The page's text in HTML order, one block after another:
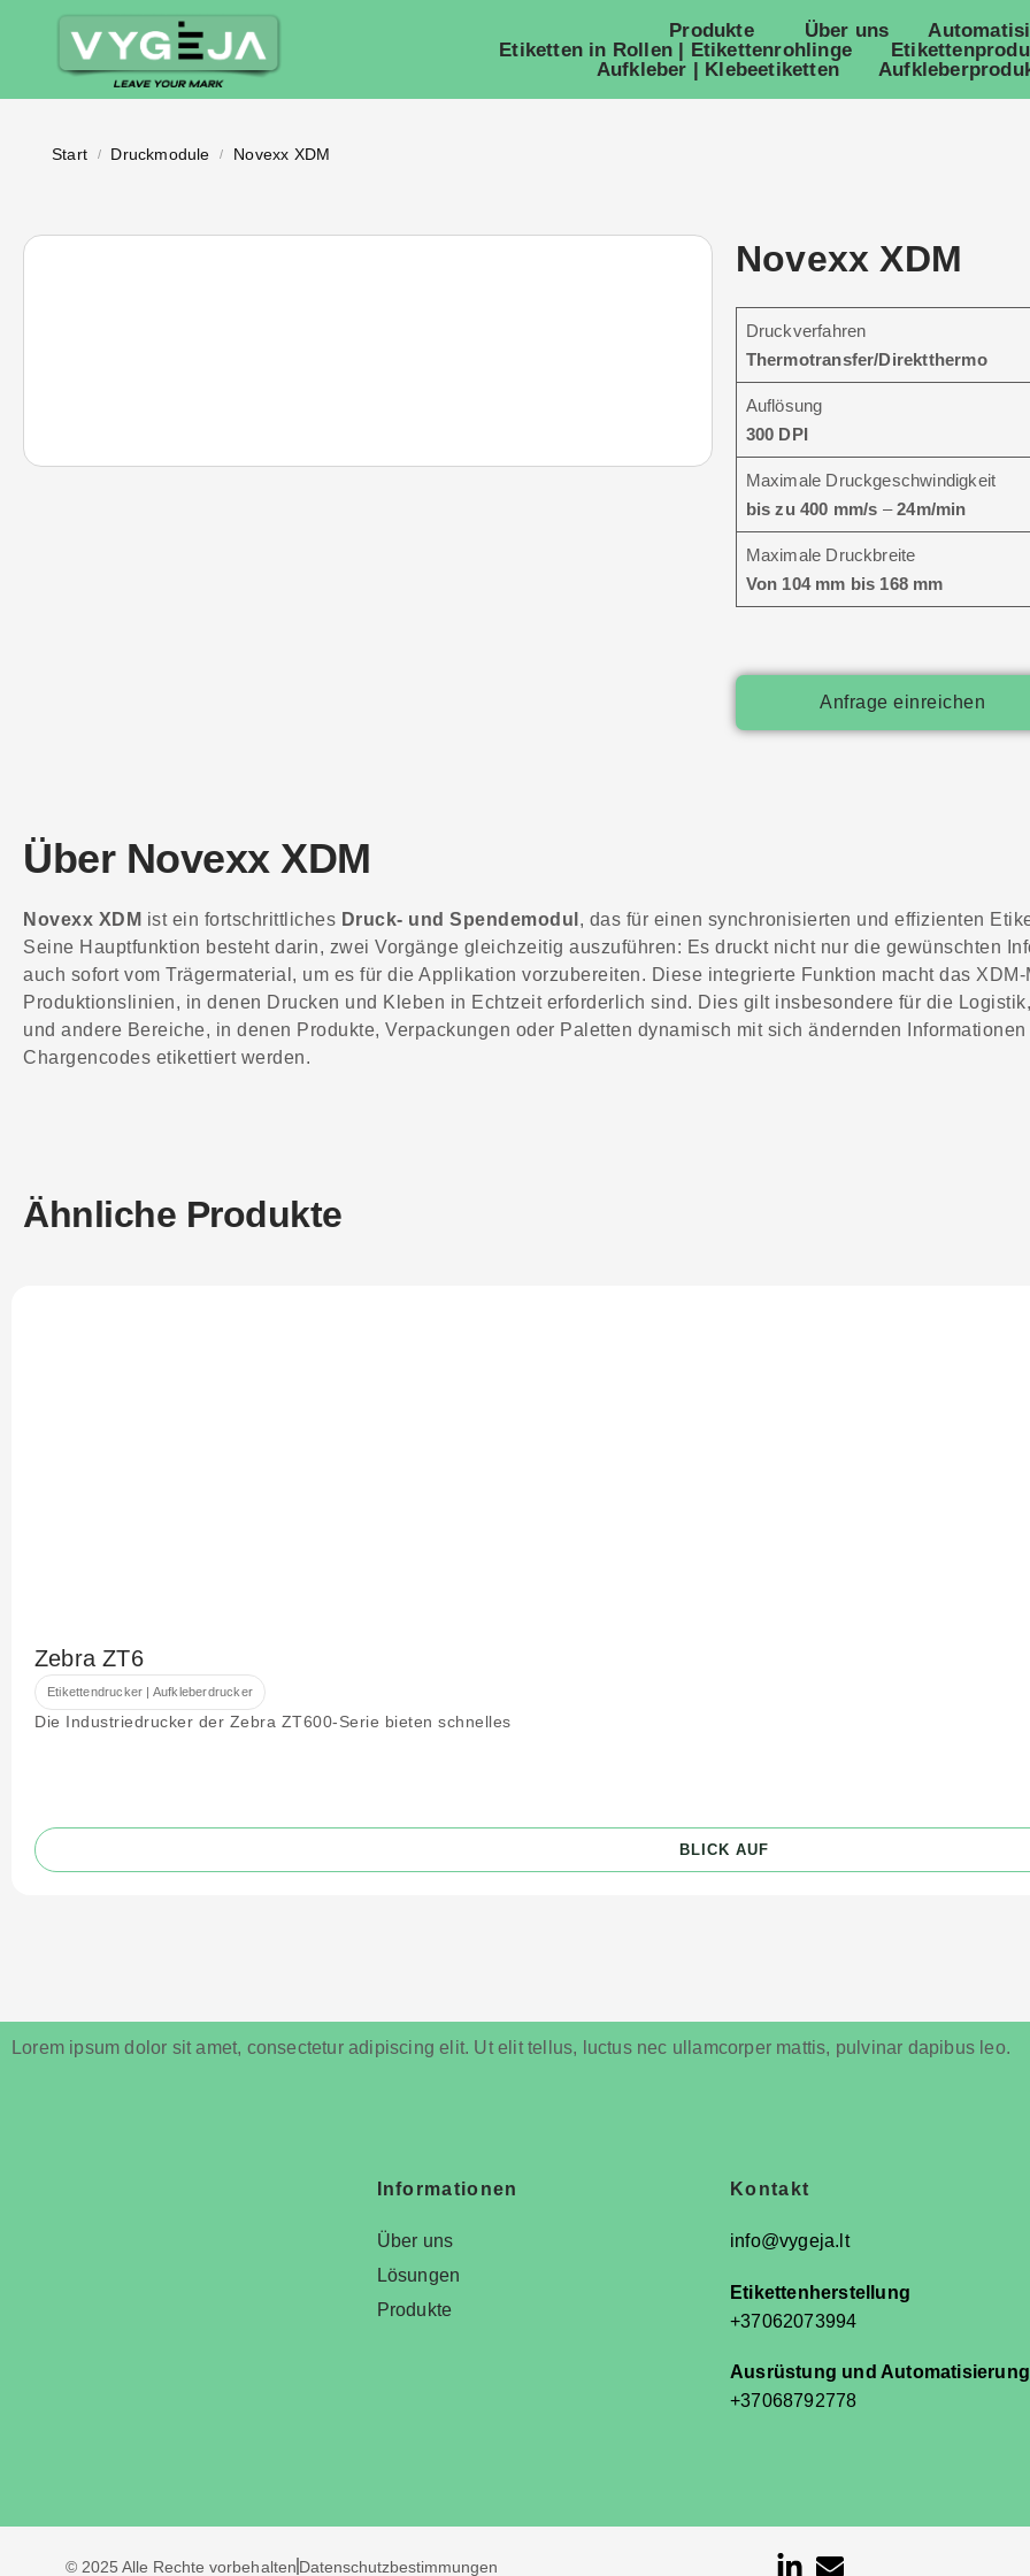
Produkte Über uns
Etiketten in Rollen | Etikettenrohlinge
Aufkleber | Klebeetiketten
Start / Druckmodule / Novexx XDM
Novexx XDM
Druckverfahren
Thermotransfer/Direktthermo
Auflösung
300 DPI
Maximale Druckgeschwindigkeit
bis zu 400 mm/s –24m/min
Maximale Druckbreite
Von 104 mm bis 168 mm
Anfrage einreichen
Über Novexx XDM
Novexx XDM ist ein fortschrittliches Druck- und Spendemodul , das für einen synchronisierten und effizienten
Seine Hauptfunktion besteht darin, zwei Vorgänge gleichzeitig auszuführen: Es druckt nicht nur die gewünschten
auch sofort vom Trägermaterial, um es für die Applikation vorzubereiten. Diese integrierte Funktion macht das
Produktionslinien, in denen Drucken und Kleben in Echtzeit erforderlich sind. Dies gilt insbesondere für die
und andere Bereiche, in denen Produkte, Verpackungen oder Paletten dynamisch mit sich ändernden
Chargencodes etikettiert werden.
Ähnliche Produkte
Zebra ZT6
Etikettendrucker | Aufkleberdrucker
Die Industriedrucker der Zebra ZT600-Serie bieten schnelles
BLICK AUF
Lorem ipsum dolor sit amet, consectetur adipiscing elit. Ut elit tellus, luctus nec ullamcorper mattis, pulvinar dapibus leo.
Informationen
Über uns
Lösungen
Produkte
Kontakt
info@vygeja.lt
Etikettenherstellung
+37062073994
Ausrüstung und Automatisierung
+37068792778
© 2025 Alle Rechte vorbehalten Datenschutzbestimmungen